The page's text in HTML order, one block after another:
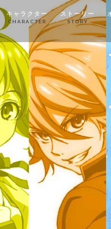
キャラクター
CHARACTER
ストーリー
STORY